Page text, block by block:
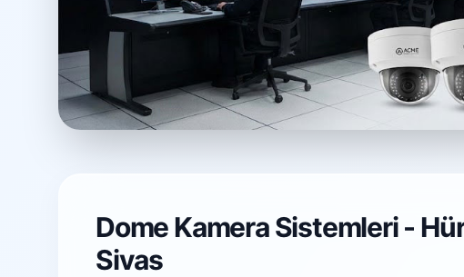
Dome Kamera
Hürriyet Mahallesi, Gürün / Sivas
Dome Kamera Sistemleri -
Sivas